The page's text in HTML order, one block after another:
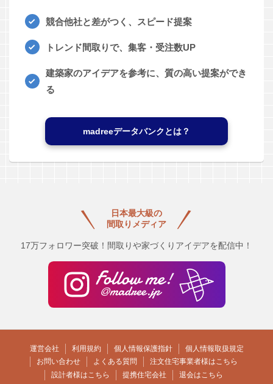
競合他社と差がつく、スピード提案
トレンド間取りで、集客・受注数UP
建築家のアイデアを参考に、質の高い提案ができ
る
madreeデータバンクとは？
日本最大級の
間取りメディア
17万フォロワー突破！間取りや家づくりアイデアを配信中！
運営会社 利用規約 個人情報保護指針
個人情報取扱規定
お問い合わせ
よくある質問
注文住宅事業者様はこちら
設計者様はこちら
提携住宅会社 退会はこちら